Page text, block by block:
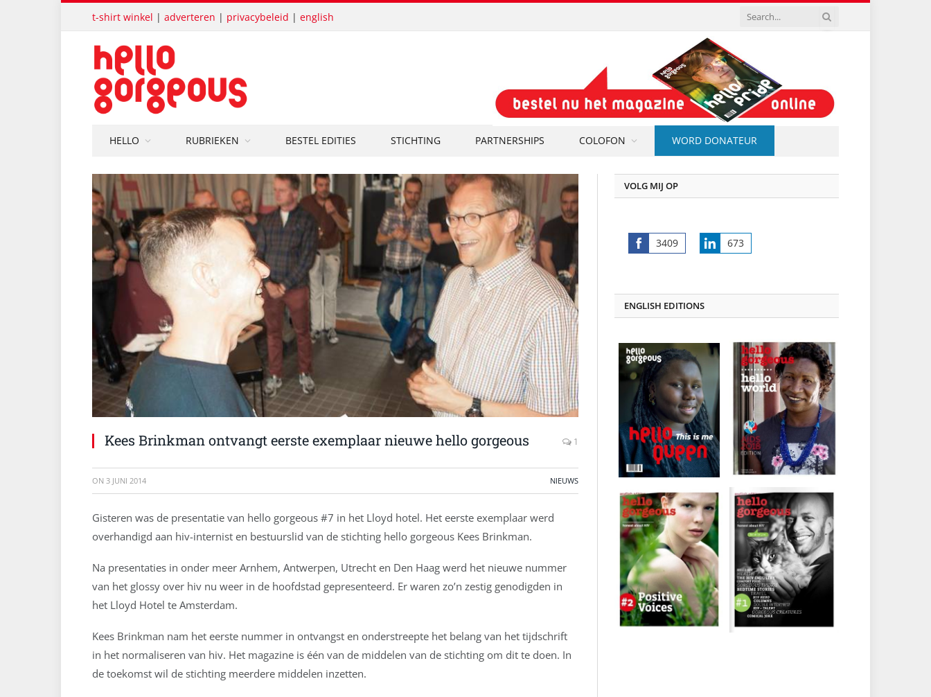
t-shirt winkel | adverteren | privacybeleid | english
HELLO RUBRIEKEN BESTEL EDITIES STICHTING PARTNERSHIPS COLOFON WORD DONATEUR
Kees Brinkman ontvangt eerste exemplaar nieuwe hello gorgeous 1
ON 3 JUNI 2014 NIEUWS
Gisteren was de presentatie van hello gorgeous #7 in het Lloyd hotel. Het eerste exemplaar werd
overhandigd aan hiv-internist en bestuurslid van de stichting hello gorgeous Kees Brinkman.
Na presentaties in onder meer Arnhem, Antwerpen, Utrecht en Den Haag werd het nieuwe nummer
van het glossy over hiv nu weer in de hoofdstad gepresenteerd. Er waren zo’n zestig genodigden in
het Lloyd Hotel te Amsterdam.
Kees Brinkman nam het eerste nummer in ontvangst en onderstreepte het belang van het tijdschrift
in het normaliseren van hiv. Het magazine is één van de middelen van de stichting om dit te doen. In
de toekomst wil de stichting meerdere middelen inzetten.
VOLG MIJ OP
3409
Share
673
Share
ENGLISH EDITIONS